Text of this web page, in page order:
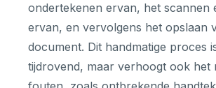
ondertekenen ervan, het scannen
ervan, en vervolgens het opslaan
document. Dit handmatige proces
tijdrovend, maar verhoogt ook het